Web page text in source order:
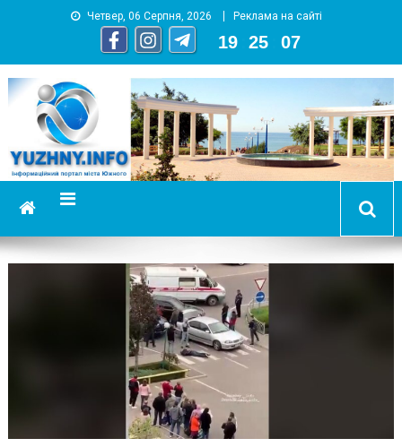
Четвер, 06 Серпня, 2026 Реклама на сайті
19 25 08
YUZHNY.INFO
информационный портал города Южный